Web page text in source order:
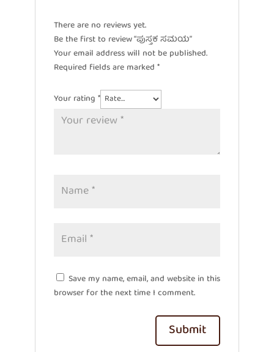
There are no reviews yet.
Be the first to review “ಪುಸ್ತಕ ಸಮಯ”
Your email address will not be published.
Required fields are marked *
Your rating *
Save my name, email, and website in this
browser for the next time I comment.